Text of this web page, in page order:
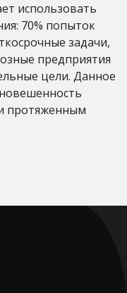
использовать
70% попыток
задачи,
предприятия
цели. Данное
протяженным